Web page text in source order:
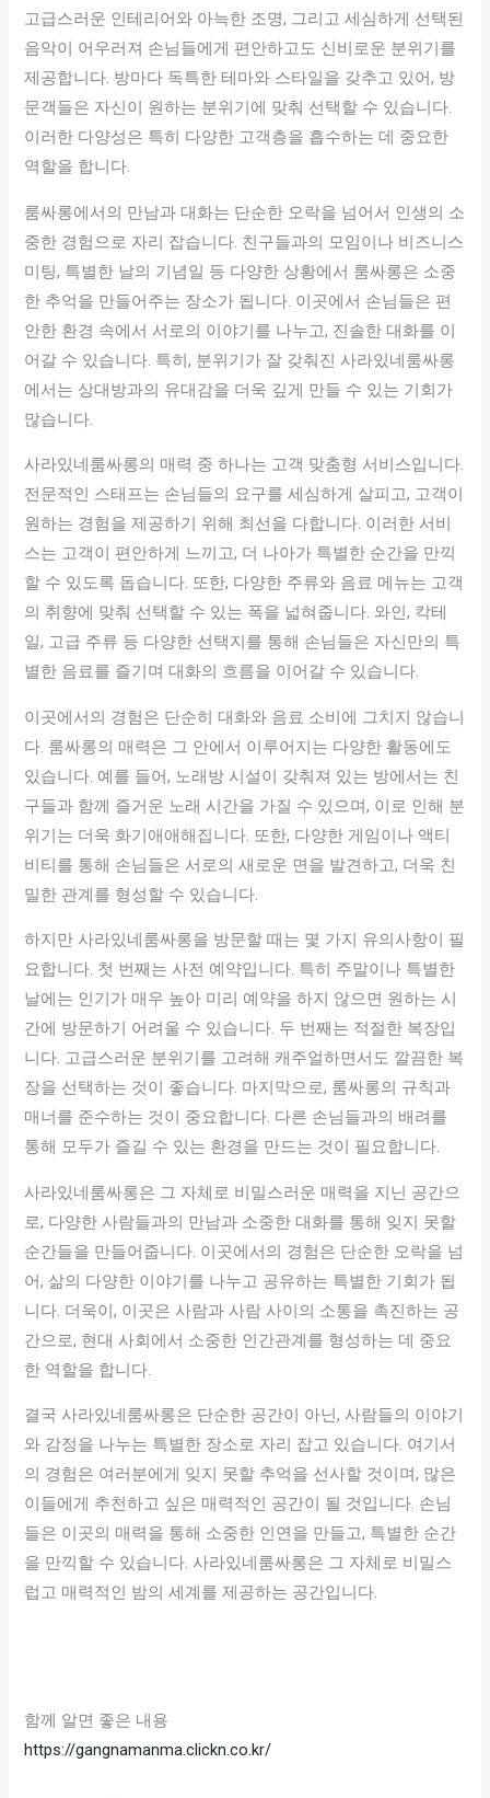
고급스러운 인테리어와 아늑한 조명, 그리고 세심하게 선택된
음악이 어우러져 손님들에게 편안하고도 신비로운 분위기를
제공합니다. 방마다 독특한 테마와 스타일을 갖추고 있어, 방
문객들은 자신이 원하는 분위기에 맞춰 선택할 수 있습니다.
이러한 다양성은 특히 다양한 고객층을 흡수하는 데 중요한
역할을 합니다.
룸싸롱에서의 만남과 대화는 단순한 오락을 넘어서 인생의 소
중한 경험으로 자리 잡습니다. 친구들과의 모임이나 비즈니스
미팅, 특별한 날의 기념일 등 다양한 상황에서 룸싸롱은 소중
한 추억을 만들어주는 장소가 됩니다. 이곳에서 손님들은 편
안한 환경 속에서 서로의 이야기를 나누고, 진솔한 대화를 이
어갈 수 있습니다. 특히, 분위기가 잘 갖춰진 사라있네룸싸롱
에서는 상대방과의 유대감을 더욱 깊게 만들 수 있는 기회가
많습니다.
사라있네룸싸롱의 매력 중 하나는 고객 맞춤형 서비스입니다.
전문적인 스태프는 손님들의 요구를 세심하게 살피고, 고객이
원하는 경험을 제공하기 위해 최선을 다합니다. 이러한 서비
스는 고객이 편안하게 느끼고, 더 나아가 특별한 순간을 만끽
할 수 있도록 돕습니다. 또한, 다양한 주류와 음료 메뉴는 고객
의 취향에 맞춰 선택할 수 있는 폭을 넓혀줍니다. 와인, 칵테
일, 고급 주류 등 다양한 선택지를 통해 손님들은 자신만의 특
별한 음료를 즐기며 대화의 흐름을 이어갈 수 있습니다.
이곳에서의 경험은 단순히 대화와 음료 소비에 그치지 않습니
다. 룸싸롱의 매력은 그 안에서 이루어지는 다양한 활동에도
있습니다. 예를 들어, 노래방 시설이 갖춰져 있는 방에서는 친
구들과 함께 즐거운 노래 시간을 가질 수 있으며, 이로 인해 분
위기는 더욱 화기애애해집니다. 또한, 다양한 게임이나 액티
비티를 통해 손님들은 서로의 새로운 면을 발견하고, 더욱 친
밀한 관계를 형성할 수 있습니다.
하지만 사라있네룸싸롱을 방문할 때는 몇 가지 유의사항이 필
요합니다. 첫 번째는 사전 예약입니다. 특히 주말이나 특별한
날에는 인기가 매우 높아 미리 예약을 하지 않으면 원하는 시
간에 방문하기 어려울 수 있습니다. 두 번째는 적절한 복장입
니다. 고급스러운 분위기를 고려해 캐주얼하면서도 깔끔한 복
장을 선택하는 것이 좋습니다. 마지막으로, 룸싸롱의 규칙과
매너를 준수하는 것이 중요합니다. 다른 손님들과의 배려를
통해 모두가 즐길 수 있는 환경을 만드는 것이 필요합니다.
사라있네룸싸롱은 그 자체로 비밀스러운 매력을 지닌 공간으
로, 다양한 사람들과의 만남과 소중한 대화를 통해 잊지 못할
순간들을 만들어줍니다. 이곳에서의 경험은 단순한 오락을 넘
어, 삶의 다양한 이야기를 나누고 공유하는 특별한 기회가 됩
니다. 더욱이, 이곳은 사람과 사람 사이의 소통을 촉진하는 공
간으로, 현대 사회에서 소중한 인간관계를 형성하는 데 중요
한 역할을 합니다.
결국 사라있네룸싸롱은 단순한 공간이 아닌, 사람들의 이야기
와 감정을 나누는 특별한 장소로 자리 잡고 있습니다. 여기서
의 경험은 여러분에게 잊지 못할 추억을 선사할 것이며, 많은
이들에게 추천하고 싶은 매력적인 공간이 될 것입니다. 손님
들은 이곳의 매력을 통해 소중한 인연을 만들고, 특별한 순간
을 만끽할 수 있습니다. 사라있네룸싸롱은 그 자체로 비밀스
럽고 매력적인 밤의 세계를 제공하는 공간입니다.
함께 알면 좋은 내용
https://gangnamanma.clickn.co.kr/